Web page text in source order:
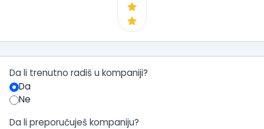
Da li trenutno radiš u kompaniji?
Da
Ne
Da li preporučuješ kompaniju?